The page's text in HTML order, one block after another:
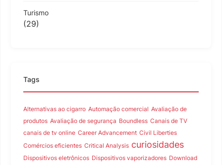
Turismo
(29)
Tags
Alternativas ao cigarro Automação comercial Avaliação de
produtos Avaliação de segurança Boundless Canais de TV
canais de tv online Career Advancement Civil Liberties
Comércios eficientes Critical Analysis curiosidades
Dispositivos eletrônicos Dispositivos vaporizadores Download